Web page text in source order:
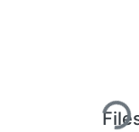
Loading...